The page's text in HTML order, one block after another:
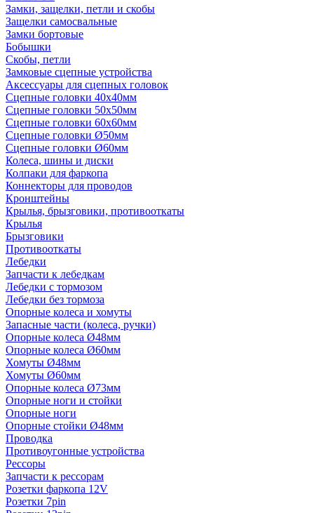
Замки, защелки, петли и скобы
Защелки самосвальные
Замки бортовые
Бобышки
Скобы, петли
Замковые сцепные устройства
Аксессуары для сцепных головок
Сцепные головки 40x40мм
Сцепные головки 50x50мм
Сцепные головки 60x60мм
Сцепные головки Ø50мм
Сцепные головки Ø60мм
Колеса, шины и диски
Колпаки для фаркопа
Коннекторы для проводов
Кронштейны
Крылья, брызговики, противооткаты
Крылья
Брызговики
Противооткаты
Лебедки
Запчасти к лебедкам
Лебедки с тормозом
Лебедки без тормоза
Опорные колеса и хомуты
Запасные части (колеса, ручки)
Опорные колеса Ø48мм
Опорные колеса Ø60мм
Хомуты Ø48мм
Хомуты Ø60мм
Опорные колеса Ø73мм
Опорные ноги и стойки
Опорные ноги
Опорные стойки Ø48мм
Проводка
Противоугонные устройства
Рессоры
Запчасти к рессорам
Розетки фаркопа 12V
Розетки 7pin